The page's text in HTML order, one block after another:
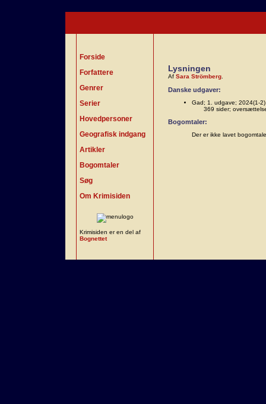
Forside
Forfattere
Genrer
Serier
Hovedpersoner
Geografisk indgang
Artikler
Bogomtaler
Søg
Om Krimisiden
Krimisiden er en del af
Bognettet
Lysningen
Af Sara Strömberg
Danske udgaver:
Gad; 1. udgave; 2024(1-
369 sider;
Bogomtaler:
Der er ikke lavet